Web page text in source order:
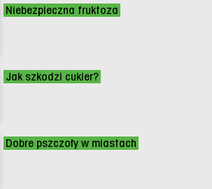
Niebezpieczna fruktoza
Jak szkodzi cukier?
Dobre pszczoły w miastach